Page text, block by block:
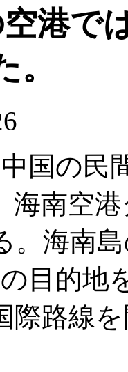
港で
国の民
海南空
。海南
目的地
際路線